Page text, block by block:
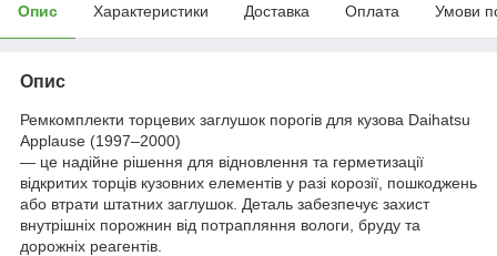
Опис Характеристики Доставка Оплата Умови
Опис
Ремкомплекти торцевих заглушок порогів для кузова Daihatsu
Applause (1997–2000)
— це надійне рішення для відновлення та герметизації
відкритих торців кузовних елементів у разі корозії, пошкоджень
або втрати штатних заглушок. Деталь забезпечує захист
внутрішніх порожнин від потрапляння вологи, бруду та
дорожніх реагентів.